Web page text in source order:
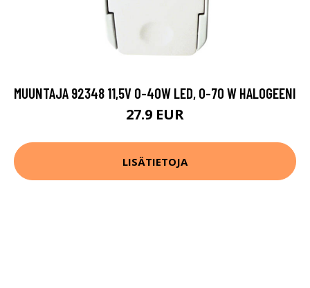
MUUNTAJA 92348 11,5V 0-40W LED, 0-70 W HALOGEENI
27.9 EUR
LISÄTIETOJA